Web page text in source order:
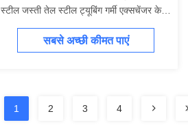
स्टील जस्ती तेल स्टील ट्यूबिंग गर्मी एक्सचेंजर के
सबसे अच्छी कीमत पाएं
1 2 3 4